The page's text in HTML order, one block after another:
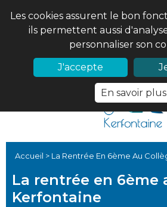
Les cookies assurent le bon
ils permettent aussi
personnaliser son
J'accepte
En savoir plus
02 97 56 61 18
Accueil > La Rentrée En 6ème Au
La rentrée en 6ème
Kerfontaine